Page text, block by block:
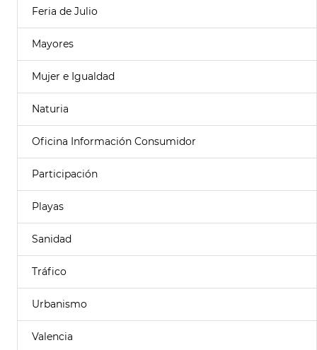
Feria de Julio
Mayores
Mujer e Igualdad
Naturia
Oficina Información Consumidor
Participación
Playas
Sanidad
Tráfico
Urbanismo
Valencia